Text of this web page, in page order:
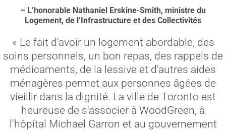
– L’honorable Nathaniel Erskine-Smith, ministre du
Logement, de l’Infrastructure et des Collectivités
« Le fait d'avoir un logement abordable, des
soins personnels, un bon repas, des rappels de
médicaments, de la lessive et d'autres aides
ménagères permet aux personnes âgées de
vieillir dans la dignité. La ville de Toronto est
heureuse de s'associer à WoodGreen, à
l'hôpital Michael Garron et au gouvernement